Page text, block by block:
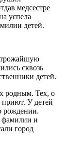
медсестре
успела
детей.
сквозь
детей.
родным. Тех, о
приют. У детей
рождении.
фамилии и
город